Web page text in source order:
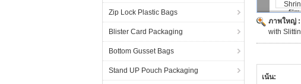
Zip Lock Plastic Bags
Blister Card Packaging
Bottom Gusset Bags
Stand UP Pouch Packaging
ภาพใหญ่ :
with
เน้น: